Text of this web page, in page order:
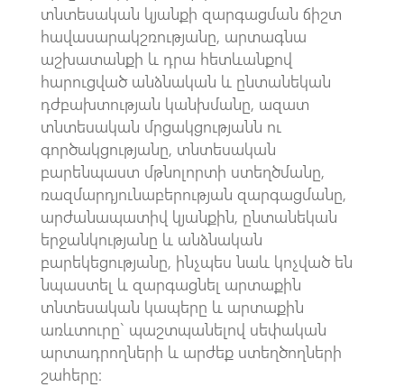
տնտեսական կյանքի զարգացման ճիշտ
հավասարակշռությանը, արտագնա
աշխատանքի և դրա հետևանքով
հարուցված անձնական և ընտանեկան
դժբախտության կանխմանը, ազատ
տնտեսական մրցակցությանն ու
գործակցությանը, տնտեսական
բարենպաստ մթնոլորտի ստեղծմանը,
ռազմարդյունաբերության զարգացմանը,
արժանապատիվ կյանքին, ընտանեկան
երջանկությանը և անձնական
բարեկեցությանը, ինչպես նաև կոչված են
նպաստել և զարգացնել արտաքին
տնտեսական կապերը և արտաքին
առևտուրը` պաշտպանելով սեփական
արտադրողների և արժեք ստեղծողների
շահերը: